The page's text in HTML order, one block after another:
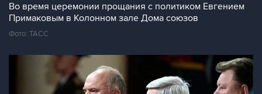
Во время церемонии прощания с политиком Евгением
Примаковым в Колонном зале Дома союзов
Фото: ТАСС